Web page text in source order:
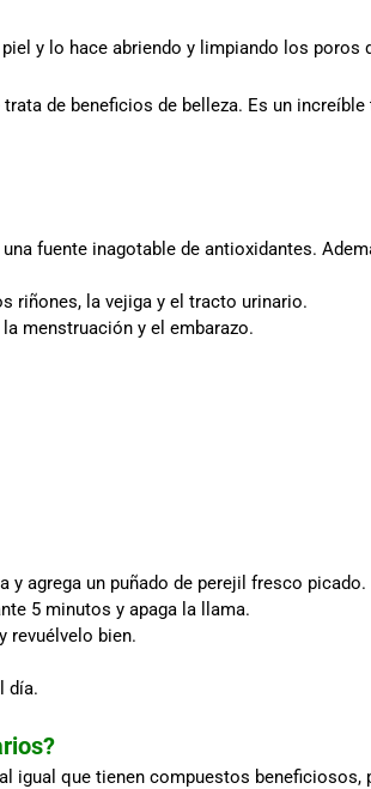
y lo hace abriendo y limpiando los poros
de beneficios de belleza. Es un
fuente inagotable de antioxidantes.
riñones, la vejiga y el tracto urinario.
menstruación y el embarazo.
y agrega un puñado de perejil fresco picado.
5 minutos y apaga la llama.
revuélvelo bien.
día.
igual que tienen compuestos beneficiosos,